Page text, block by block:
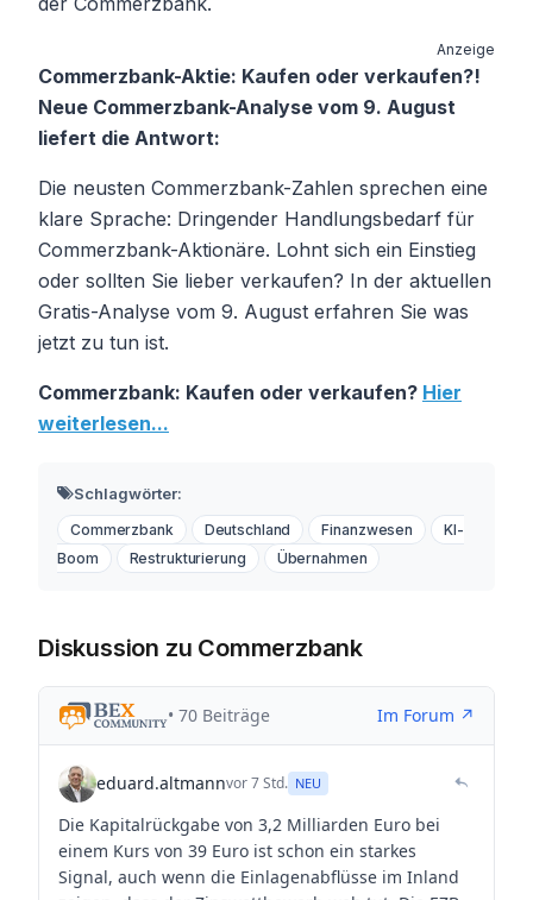
Anzeige
Commerzbank-Aktie: Kaufen oder verkaufen?!
Neue Commerzbank-Analyse vom 9. August
liefert die Antwort:
Die neusten Commerzbank-Zahlen sprechen eine
klare Sprache: Dringender Handlungsbedarf für
Commerzbank-Aktionäre. Lohnt sich ein Einstieg
oder sollten Sie lieber verkaufen? In der aktuellen
Gratis-Analyse vom 9. August erfahren Sie was
jetzt zu tun ist.
Commerzbank: Kaufen oder verkaufen? Hier
weiterlesen...
Schlagwörter:
Commerzbank Deutschland Finanzwesen
KI-
Boom
Restrukturierung Übernahmen
Diskussion zu Commerzbank